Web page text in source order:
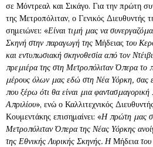
σε Μόντρεαλ και Σικάγο. Για την πρώτη
της Μετροπόλιταν, ο Γενικός
σημειώνει: «Είναι τιμή μας να
Σκηνή στην παραγωγή της Μήδειας του
και εντυπωσιακή σκηνοθεσία από τον
πρεμιέρα της στη Μετροπόλιταν Όπερα
μέρους όλων μας εδώ στη Νέα Υόρκη, σας
που ξέρω ότι θα είναι μια
Απριλίου», ενώ ο Καλλιτεχνικός
Κουμεντάκης επισημαίνει: «Η πρώτη μας
Μετροπόλιταν Όπερα της Νέας Υόρκης
της Εθνικής Λυρικής Σκηνής. ΗΜήδεια